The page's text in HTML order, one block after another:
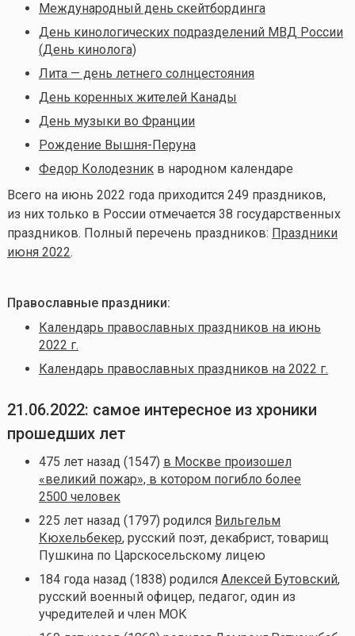
Международный день скейтбординга
День кинологических подразделений МВД России
(День кинолога)
Лита — день летнего солнцестояния
День коренных жителей Канады
День музыки во Франции
Рождение Вышня-Перуна
Федор Колодезникв народном календаре
Всего на июнь 2022 года приходится 249 праздников,
из них только в России отмечается 38 государственных
праздников. Полный перечень праздников: Праздники
июня 2022.
Православные праздники:
Календарь православных праздников на июнь
2022 г.
Календарь православных праздников на 2022 г.
21.06.2022: самое интересное из хроники
прошедших лет
475 лет назад (1547) в Москве произошел
«великий пожар», в котором погибло более
2500 человек
225 лет назад (1797) родился Вильгельм
Кюхельбекер, русский поэт, декабрист, товарищ
Пушкина по Царскосельскому лицею
184 года назад (1838) родился Алексей Бутовский,
русский военный офицер, педагог, один из
учредителей и член МОК